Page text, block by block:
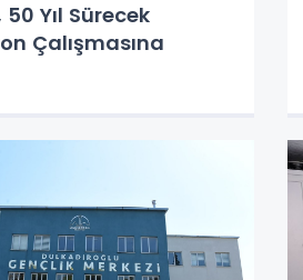
Yıl Sürecek
Çalışmasına